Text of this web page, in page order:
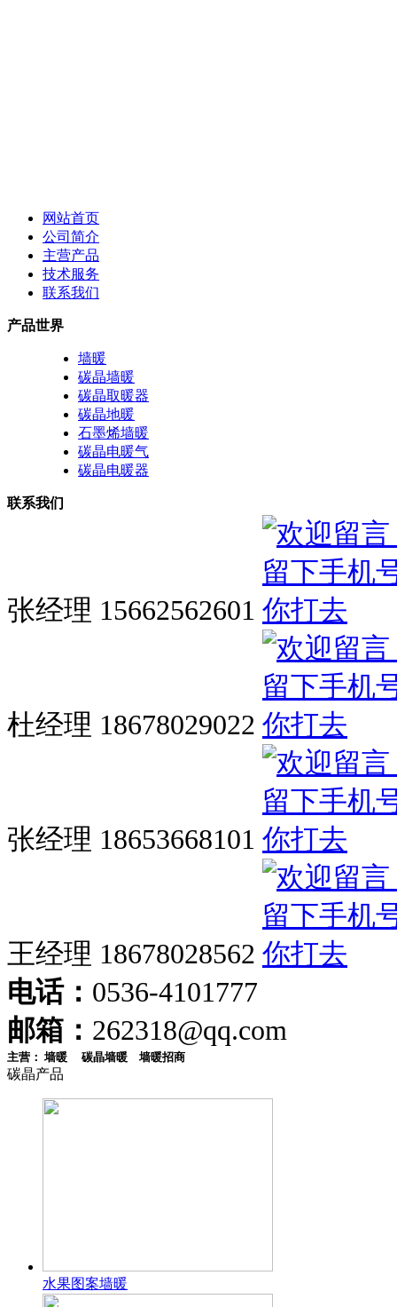
网站首页
公司简介
主营产品
技术服务
联系我们
产品世界
墙暖
碳晶墙暖
碳晶取暖器
碳晶地暖
石墨烯墙暖
碳晶电暖气
碳晶电暖器
联系我们
张经理 15662562601
杜经理 18678029022
张经理 18653668101
王经理 18678028562
电话： 0536-4101777
邮箱： 262318@qq.com
主营： 墙暖 碳晶墙暖 墙暖招商
碳晶产品
水果图案墙暖